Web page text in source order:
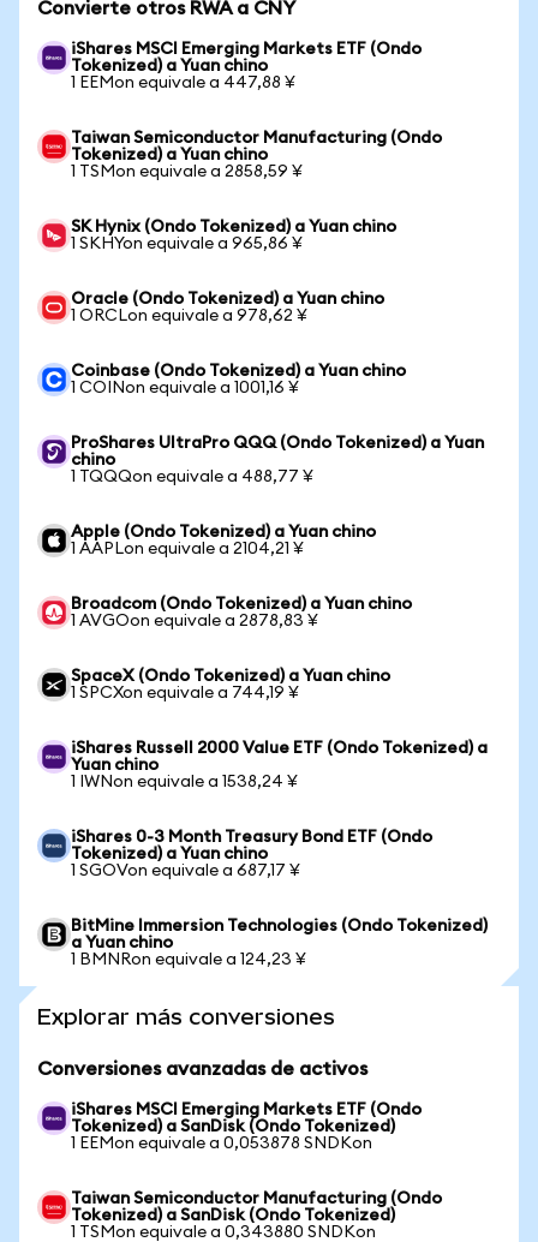
Convierte otros RWA a CNY
iShares MSCI Emerging Markets ETF (Ondo
Tokenized) a Yuan chino
1 EEMon equivale a 447,88 ¥
Taiwan Semiconductor Manufacturing (Ondo
Tokenized) a Yuan chino
1 TSMon equivale a 2858,59 ¥
SK Hynix (Ondo Tokenized) a Yuan chino
1 SKHYon equivale a 965,86 ¥
Oracle (Ondo Tokenized) a Yuan chino
1 ORCLon equivale a 978,62 ¥
Coinbase (Ondo Tokenized) a Yuan chino
1 COINon equivale a 1001,16 ¥
ProShares UltraPro QQQ (Ondo Tokenized) a Yuan
chino
1 TQQQon equivale a 488,77 ¥
Apple (Ondo Tokenized) a Yuan chino
1 AAPLon equivale a 2104,21 ¥
Broadcom (Ondo Tokenized) a Yuan chino
1 AVGOon equivale a 2878,83 ¥
SpaceX (Ondo Tokenized) a Yuan chino
1 SPCXon equivale a 744,19 ¥
iShares Russell 2000 Value ETF (Ondo Tokenized) a
Yuan chino
1 IWNon equivale a 1538,24 ¥
iShares 0-3 Month Treasury Bond ETF (Ondo
Tokenized) a Yuan chino
1 SGOVon equivale a 687,17 ¥
BitMine Immersion Technologies (Ondo Tokenized)
a Yuan chino
1 BMNRon equivale a 124,23 ¥
Explorar más conversiones
Conversiones avanzadas de activos
iShares MSCI Emerging Markets ETF (Ondo
Tokenized) a SanDisk (Ondo Tokenized)
1 EEMon equivale a 0,053878 SNDKon
Taiwan Semiconductor Manufacturing (Ondo
Tokenized) a SanDisk (Ondo Tokenized)
1 TSMon equivale a 0,343880 SNDKon